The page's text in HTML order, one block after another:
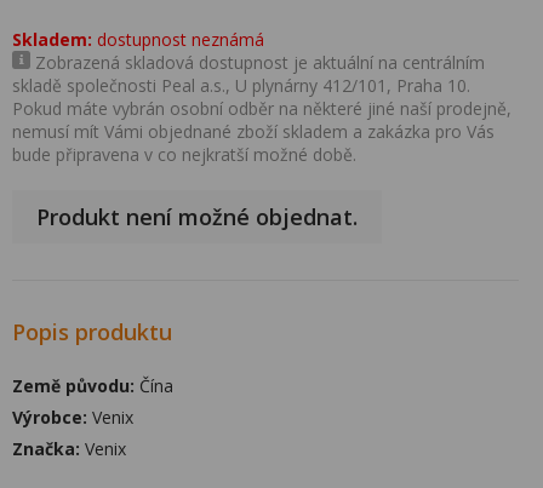
Skladem: dostupnost neznámá
Zobrazená skladová dostupnost je aktuální na centrálním
skladě společnosti Peal a.s., U plynárny 412/101, Praha 10.
Pokud máte vybrán osobní odběr na některé jiné naší prodejně,
nemusí mít Vámi objednané zboží skladem a zakázka pro Vás
bude připravena v co nejkratší možné době.
Produkt není možné objednat.
Popis produktu
Země původu: Čína
Výrobce: Venix
Značka: Venix